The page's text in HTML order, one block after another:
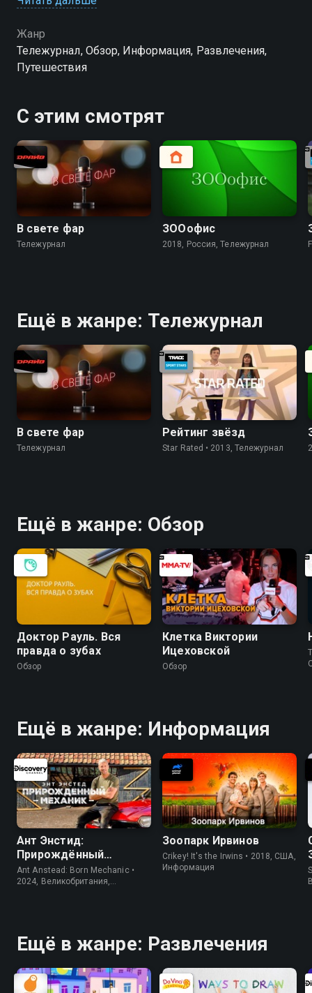
Жанр
Тележурнал, Обзор, Информация, Развлечения,
Путешествия
С этим смотрят
В свете фар
Тележурнал
ЗООофис
2018, Россия, Тележурнал
Ещё в жанре: Тележурнал
В свете фар
Тележурнал
Рейтинг звёзд
Star Rated • 2013, Тележурнал
Ещё в жанре: Обзор
Доктор Рауль. Вся
правда о зубах
Обзор
Клетка Виктории
Ицеховской
Обзор
Ещё в жанре: Информация
Ант Энстид:
Прирождённый
механик
Ant Anstead: Born Mechanic •
2024, Великобритания,
Зоопарк Ирвинов
Crikey! It's the Irwins • 2018, США,
Информация
Ещё в жанре: Развлечения